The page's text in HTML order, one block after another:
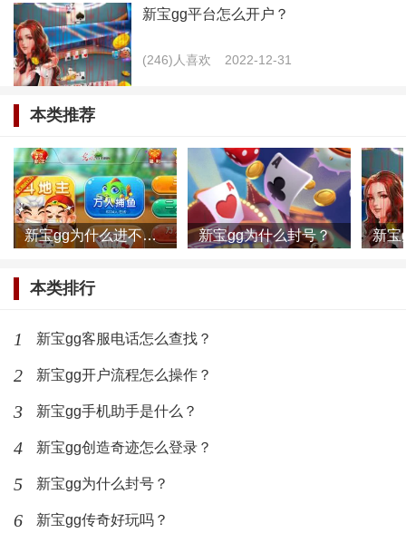
友的认可最主要的原因就是这个平台它的功能性是比较
强大的。除开他的游戏功能之外，这上面还有非常多保
障大家在游玩的时候能够更加畅快游玩的功能设计。其
中就包括了网络测速服务。
如果说大家对于这个平台感兴趣的话，也可以直接
来进行下载使用。相信这里的在线娱乐游戏，会让你感
觉到大不一样的。当然如果大家在使用的过程当中有任
何的问题，也可以在这里来咨询新宝平台的客服。
标签： 新宝gg软件
最新文章
新宝gg为什么进不去了？
(465)人喜欢
新宝gg平台怎么开户？
(246)人喜欢 2022-12-31
本类推荐
新宝gg为什么进不去了？ 新宝gg为什么封号？
本类排行
1 新宝gg客服电话怎么查找？
2 新宝gg开户流程怎么操作？
3 新宝gg手机助手是什么？
4 新宝gg创造奇迹怎么登录？
5 新宝gg为什么封号？
6 新宝gg传奇好玩吗？